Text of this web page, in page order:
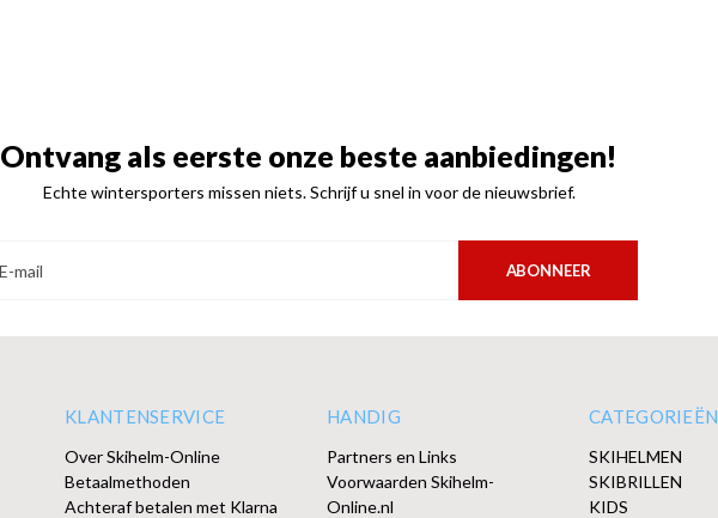
Ontvang als eerste onze beste aanbiedingen!
Echte wintersporters missen niets. Schrijf u snel in voor de nieuwsbrief.
ABONNEER
KLANTENSERVICE
Over Skihelm-Online
Betaalmethoden
Achteraf betalen met Klarna
HANDIG
Partners en Links
Voorwaarden Skihelm-
Online.nl
CATEGORIEËN
SKIHELMEN
SKIBRILLEN
KIDS